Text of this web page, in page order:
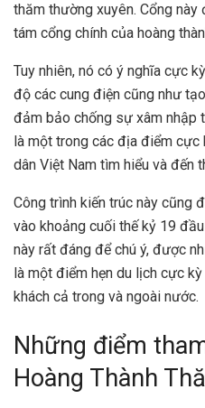
thăm thường xuyên. Cổng
tám cổng chính của hoàng
Tuy nhiên, nó có ý nghĩa cực
độ các cung điện cũng như
đảm bảo chống sự xâm nhập
là một trong các địa điểm
dân Việt Nam tìm hiểu và đến
Công trình kiến trúc này cũng
vào khoảng cuối thế kỷ 19
này rất đáng để chú ý, được
là một điểm hẹn du lịch cực
khách cả trong và ngoài nước.
Những điểm
Hoàng Thành